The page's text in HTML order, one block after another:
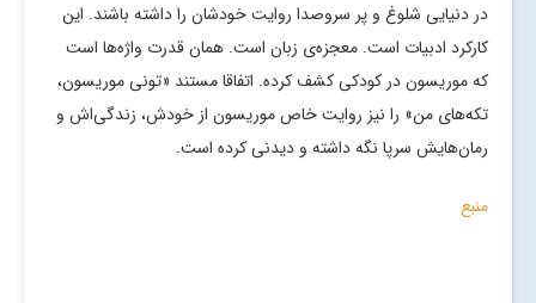
در دنیایی شلوغ و پر سروصدا روایت خودشان را داشته باشند. این
کارکرد ادبیات است. معجزه­‌ی زبان است. همان قدرت واژه‌­ها است
که موریسون در کودکی کشف کرده. اتفاقا مستند «تونی موریسون،
تکه­‌های من» را نیز روایت خاص موریسون از خودش، زندگی‌اش و
رمان­‌هایش سرپا نگه داشته و دیدنی­ کرده است.
منبع